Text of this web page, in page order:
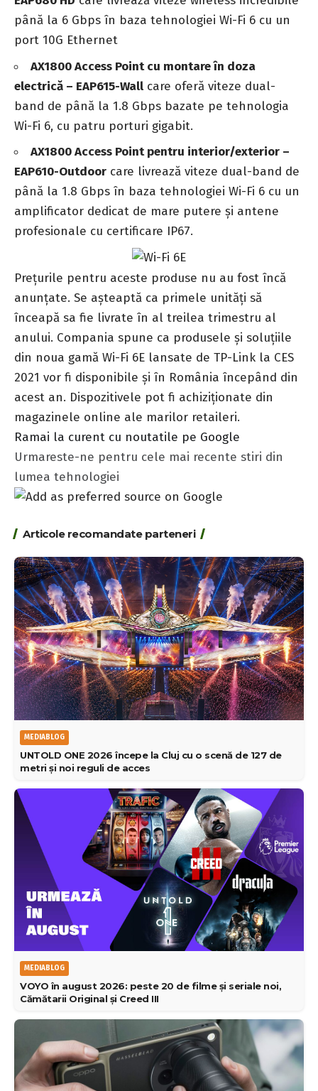
până la 6 Gbps în baza tehnologiei Wi-Fi 6 cu un
port 10G Ethernet
AX1800 Access Point cu montare în doza
electrică – EAP615-Wall care oferă viteze dual-
band de până la 1.8 Gbps bazate pe tehnologia
Wi-Fi 6, cu patru porturi gigabit.
AX1800 Access Point pentru interior/exterior –
EAP610-Outdoor care livrează viteze dual-band de
până la 1.8 Gbps în baza tehnologiei Wi-Fi 6 cu un
amplificator dedicat de mare putere și antene
profesionale cu certificare IP67.
Prețurile pentru aceste produse nu au fost încă
anunțate. Se așteaptă ca primele unități să
înceapă sa fie livrate în al treilea trimestru al
anului. Compania spune ca produsele și soluțiile
din noua gamă Wi-Fi 6E lansate de TP-Link la CES
2021 vor fi disponibile și în România începând din
acest an. Dispozitivele pot fi achiziționate din
magazinele online ale marilor retaileri.
Ramai la curent cu noutatile pe Google
Urmareste-ne pentru cele mai recente stiri din
lumea tehnologiei
Articole recomandate parteneri
MEDIABLOG
UNTOLD ONE 2026 începe la Cluj cu o scenă de 127 de
metri și noi reguli de acces
MEDIABLOG
VOYO în august 2026: peste 20 de filme și seriale noi,
Cămătarii Original și Creed III